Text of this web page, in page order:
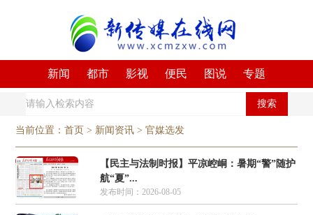
新闻 都市 影视 便民 图说 专题
搜索
当前位置：首页 > 新闻资讯 >官媒选发
【民主与法制时报】平凉崆峒：暑期“警”随护
航“夏”...
发布时间：2026-08-05